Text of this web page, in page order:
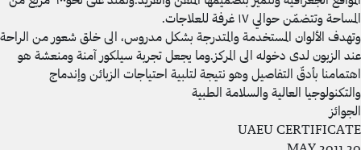
المساحة وتتضمّن حوالي ١٧ غرفة للعلاجات
.
وتهدف الألوان المستخدمة والمتدرجة بشكل مدروس، الى خلق شعور من الراحة
عند الزبون لدى دخوله الى المركز.وما يجعل تجربة سيلكور آمنة ومنعشة هو
اهتمامنا بأدقّ التفاصيل وهو نتيجة لتلبية احتياجات الزبائن وإندماج
والتكنولوجيا العالية والسلامة الطبية
الجوائز
UAEU CERTIFICATE